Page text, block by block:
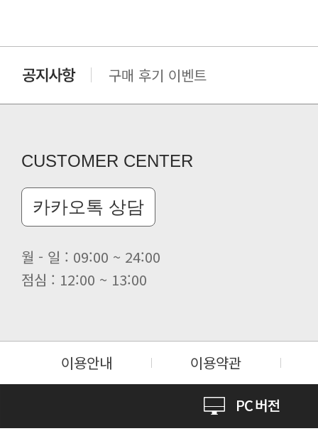
클린 공장명 변경
CUSTOMER CENTER
카카오톡 상담
월 - 일 : 09:00 ~ 24:00
점심 : 12:00 ~ 13:00
이용안내 이용약관